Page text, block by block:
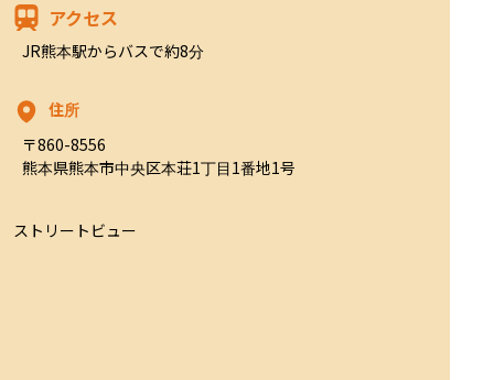
アクセス
JR熊本駅からバスで約8分
住所
〒860-8556
熊本県熊本市中央区本荘1丁目1番地1号
ストリートビュー